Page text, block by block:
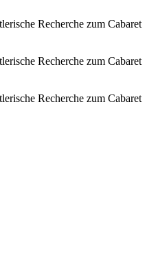
Recherche zum Cabaret
Recherche zum Cabaret
Recherche zum Cabaret